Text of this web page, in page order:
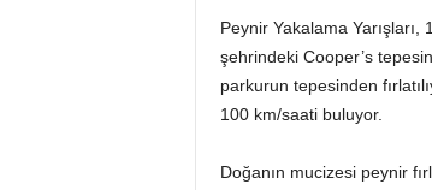
Peynir Yakalama Yarışları,
şehrindeki Cooper’s
parkurun tepesinden
100 km/saati buluyor.
Doğanın mucizesi peynir